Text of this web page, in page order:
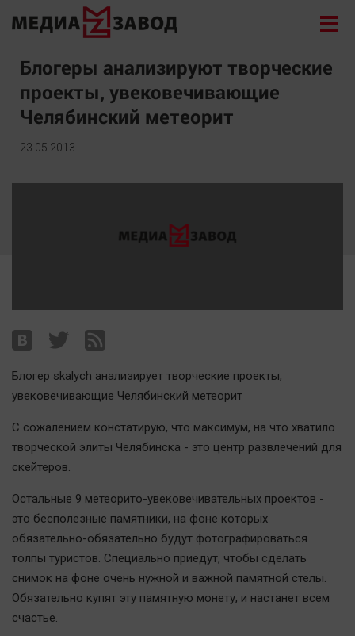
Новости
Экономика
Происшествия
Общество
Архив
Наша победа
Общество
Происшествия
Культура
Курилка
Мнения
Спорт
Блогеры анализируют творческие
проекты, увековечивающие
Челябинский метеорит
23.05.2013
Блогер skalych анализирует творческие проекты,
увековечивающие Челябинский метеорит
С сожалением констатирую, что максимум, на что хватило
творческой элиты Челябинска - это центр развлечений для
скейтеров.
Остальные 9 метеорито-увековечивательных проектов -
это бесполезные памятники, на фоне которых
обязательно-обязательно будут фотографироваться
толпы туристов. Специально приедут, чтобы сделать
снимок на фоне очень нужной и важной памятной стелы.
Обязательно купят эту памятную монету, и настанет всем
счастье.